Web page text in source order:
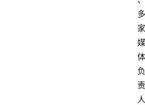
多
家
媒
体
负
责
人